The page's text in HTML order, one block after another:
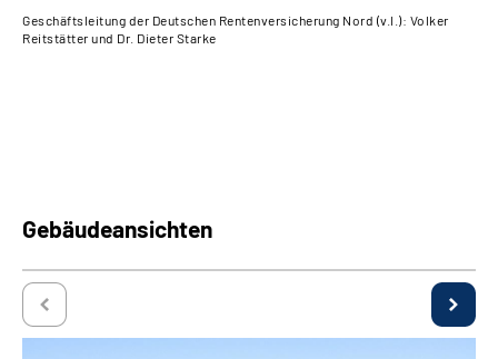
Geschäftsleitung der Deutschen Rentenversicherung Nord (v.l.): Volker
Reitstätter und Dr. Dieter Starke
Gebäudeansichten